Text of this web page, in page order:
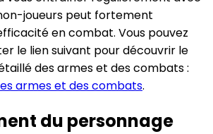
joueurs peut fortement
en combat. Vous pouvez
le lien suivant pour découvrir le
des armes et des combats :
armes et des combats.
du personnage